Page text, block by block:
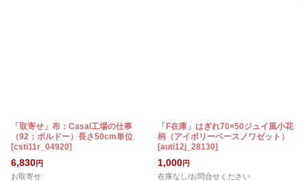
「取寄せ」布：Casal工場の仕事
（92：ボルドー）長さ50cm単位
[csti11r_04920]
6,830円
お取寄せ
「F在庫」はぎれ70×50ジュイ風小花
柄（アイボリーベースノワゼット）
[auti12j_28130]
1,000円
在庫なし/お問合せください